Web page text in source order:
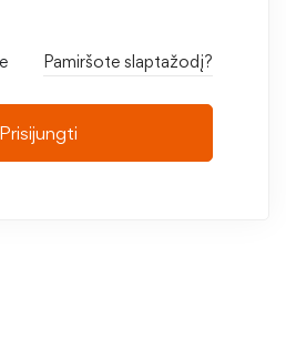
Pamiršote slaptažodį?
Prisijungti